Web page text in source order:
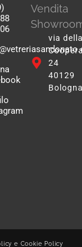
Vendita
via
24
40129
e Cookie Policy